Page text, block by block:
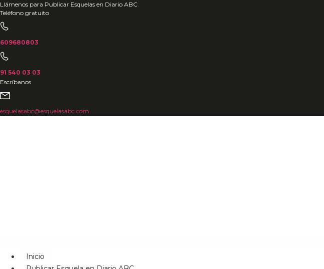
Ir
al
contenido
Llámenos para Publicar Esquelas en Diario ABC
Teléfono gratuito
609680803
91 540 03 03
Escríbanos
esquelasabc@esquelasabc.com
Inicio